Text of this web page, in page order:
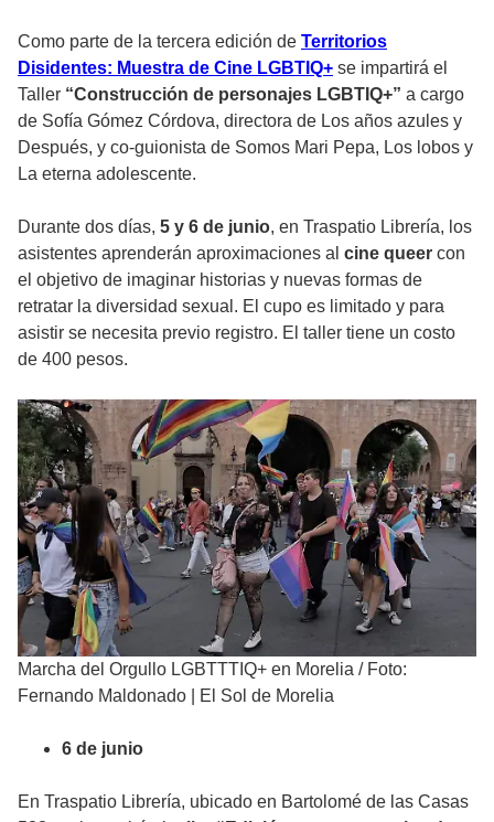
Como parte de la tercera edición de Territorios
Disidentes: Muestra de Cine LGBTIQ+ se impartirá el
Taller “Construcción de personajes LGBTIQ+” a cargo
de Sofía Gómez Córdova, directora de Los años azules y
Después, y co-guionista de Somos Mari Pepa, Los lobos y
La eterna adolescente.
Durante dos días, 5 y 6 de junio, en Traspatio Librería, los
asistentes aprenderán aproximaciones al cine queer con
el objetivo de imaginar historias y nuevas formas de
retratar la diversidad sexual. El cupo es limitado y para
asistir se necesita previo registro. El taller tiene un costo
de 400 pesos.
Marcha del Orgullo LGBTTTIQ+ en Morelia / Foto:
Fernando Maldonado | El Sol de Morelia
6 de junio
En Traspatio Librería, ubicado en Bartolomé de las Casas